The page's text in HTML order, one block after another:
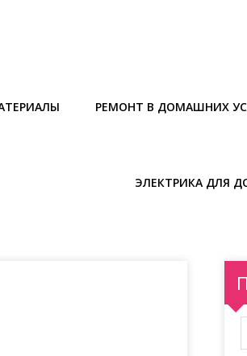
РЕМОНТ В ДОМАШНИХ
ЭЛЕКТРИКА ДЛЯ